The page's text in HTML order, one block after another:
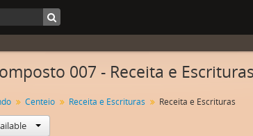
007 - Receita e Escrituras
Centeio Receita e Escrituras Receita e Escrituras